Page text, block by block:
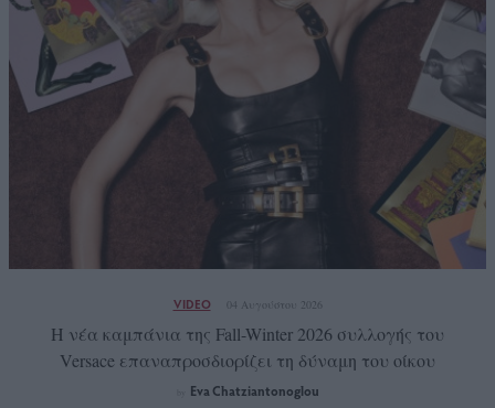
VIDEO 04 Αυγούστου 2026
Η νέα καμπάνια της Fall-Winter 2026 συλλογής του
Versace επαναπροσδιορίζει τη δύναμη του οίκου
Eva Chatziantonoglou